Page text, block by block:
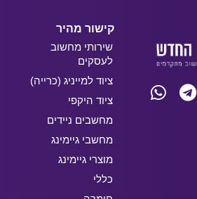
קישור מהיר
שירותי מחשוב
לעסקים
ציוד למייניג (כרייה)
ציוד היקפי
מחשבים ניידים
מחשבי גיימינג
מוצרי גיימינג
כללי